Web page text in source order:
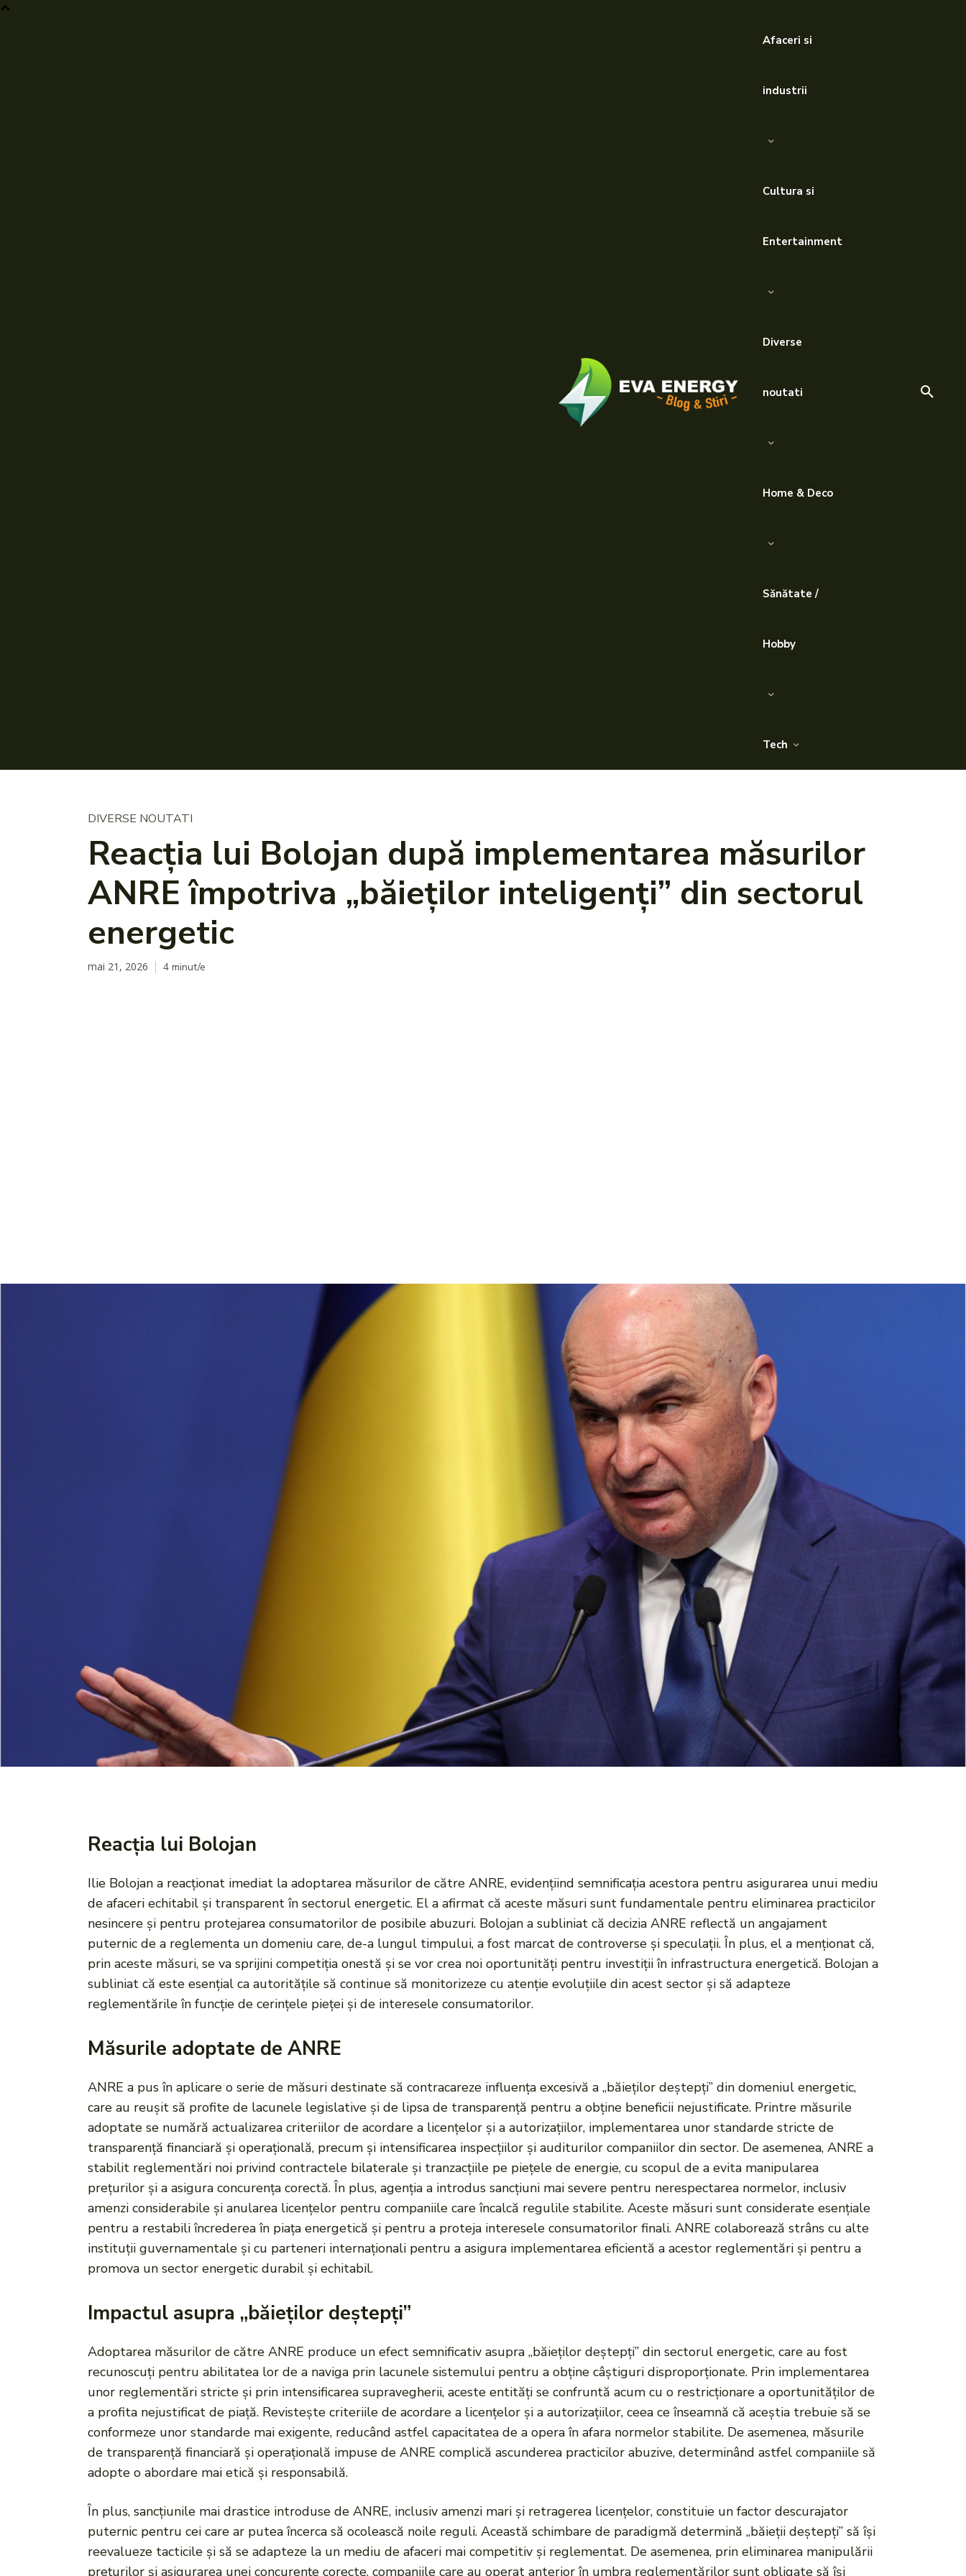
Afaceri si
industrii
Cultura si
Entertainment
Diverse
noutati
Home & Deco
Sănătate /
Hobby
Tech
DIVERSE NOUTATI
Reacția lui Bolojan după implementarea măsurilor
ANRE împotriva „băieților inteligenți” din sectorul
energetic
mai 21, 2026 4 minut/e
Reacția lui Bolojan
Ilie Bolojan a reacționat imediat la adoptarea măsurilor de către ANRE, evidențiind semnificația acestora pentru asigurarea unui mediu
de afaceri echitabil și transparent în sectorul energetic. El a afirmat că aceste măsuri sunt fundamentale pentru eliminarea practicilor
nesincere și pentru protejarea consumatorilor de posibile abuzuri. Bolojan a subliniat că decizia ANRE reflectă un angajament
puternic de a reglementa un domeniu care, de-a lungul timpului, a fost marcat de controverse și speculații. În plus, el a menționat că,
prin aceste măsuri, se va sprijini competiția onestă și se vor crea noi oportunități pentru investiții în infrastructura energetică. Bolojan a
subliniat că este esențial ca autoritățile să continue să monitorizeze cu atenție evoluțiile din acest sector și să adapteze
reglementările în funcție de cerințele pieței și de interesele consumatorilor.
Măsurile adoptate de ANRE
ANRE a pus în aplicare o serie de măsuri destinate să contracareze influența excesivă a „băieților deștepți” din domeniul energetic,
care au reușit să profite de lacunele legislative și de lipsa de transparență pentru a obține beneficii nejustificate. Printre măsurile
adoptate se numără actualizarea criteriilor de acordare a licențelor și a autorizațiilor, implementarea unor standarde stricte de
transparență financiară și operațională, precum și intensificarea inspecțiilor și auditurilor companiilor din sector. De asemenea, ANRE a
stabilit reglementări noi privind contractele bilaterale și tranzacțiile pe piețele de energie, cu scopul de a evita manipularea
prețurilor și a asigura concurența corectă. În plus, agenția a introdus sancțiuni mai severe pentru nerespectarea normelor, inclusiv
amenzi considerabile și anularea licențelor pentru companiile care încalcă regulile stabilite. Aceste măsuri sunt considerate esențiale
pentru a restabili încrederea în piața energetică și pentru a proteja interesele consumatorilor finali. ANRE colaborează strâns cu alte
instituții guvernamentale și cu parteneri internaționali pentru a asigura implementarea eficientă a acestor reglementări și pentru a
promova un sector energetic durabil și echitabil.
Impactul asupra „băieților deștepți”
Adoptarea măsurilor de către ANRE produce un efect semnificativ asupra „băieților deștepți” din sectorul energetic, care au fost
recunoscuți pentru abilitatea lor de a naviga prin lacunele sistemului pentru a obține câștiguri disproporționate. Prin implementarea
unor reglementări stricte și prin intensificarea supravegherii, aceste entități se confruntă acum cu o restricționare a oportunităților de
a profita nejustificat de piață. Revistește criteriile de acordare a licențelor și a autorizațiilor, ceea ce înseamnă că aceștia trebuie să se
conformeze unor standarde mai exigente, reducând astfel capacitatea de a opera în afara normelor stabilite. De asemenea, măsurile
de transparență financiară și operațională impuse de ANRE complică ascunderea practicilor abuzive, determinând astfel companiile să
adopte o abordare mai etică și responsabilă.
În plus, sancțiunile mai drastice introduse de ANRE, inclusiv amenzi mari și retragerea licențelor, constituie un factor descurajator
puternic pentru cei care ar putea încerca să ocolească noile reguli. Această schimbare de paradigmă determină „băieții deștepți” să își
reevalueze tacticile și să se adapteze la un mediu de afaceri mai competitiv și reglementat. De asemenea, prin eliminarea manipulării
prețurilor și asigurarea unei concurențe corecte, companiile care au operat anterior în umbra reglementărilor sunt obligate să își